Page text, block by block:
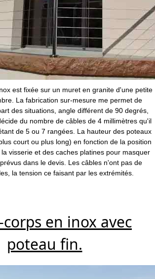
est fixée sur un muret en granite d'une petite
La fabrication sur-mesure me permet de
des situations, angle différent de 90 degrés,
du nombre de câbles de 4 millimètres qu'il
de 5 ou 7 rangées. La hauteur des poteaux
court ou plus long) en fonction de la position
visserie et des caches platines pour masquer
dans le devis. Les câbles n'ont pas de
la tension ce faisant par les extrémités.
corps en inox avec
poteau fin.